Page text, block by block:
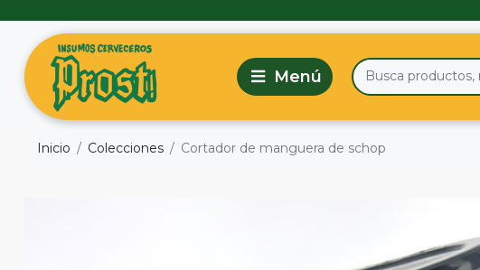
Inicio Colecciones Cortador de manguera de schop